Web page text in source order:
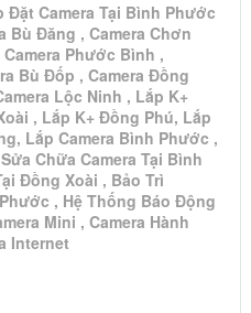
Đặt Camera Tại Bình Phước
Bù Đăng , Camera Chơn
Phước Bình ,
Bù Đốp , Camera Đồng
Lộc Ninh , Lắp K+
, Lắp K+ Đồng Phú, Lắp
Lắp Camera Bình Phước ,
Chữa Camera Tại Bình
Đồng Xoài , Bảo Trì
, Hệ Thống Báo Động
Mini , Camera Hành
Internet